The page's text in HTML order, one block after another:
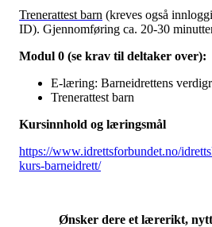
Trenerattest barn (kreves også
ID). Gjennomføring ca. 20-30
Modul 0 (se krav til deltaker over):
E-læring: Barneidrettens
Trenerattest barn
Kursinnhold og læringsmål
https://www.idrettsforbundet.no/
kurs-barneidrett/
Ønsker dere et lærerikt,